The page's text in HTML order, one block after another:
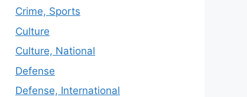
Crime, Sports
Culture
Culture, National
Defense
Defense, International